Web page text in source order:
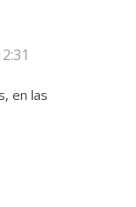
en las